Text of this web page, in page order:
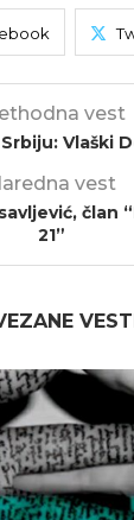
vest
Vlaški
vest
član
21”